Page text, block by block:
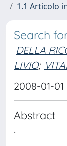
1.1 Articolo
Search
DELLA
LIVIO;
2008-01-01
Abstract
.